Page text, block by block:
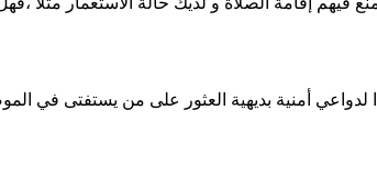
لدواعي أمنية بديهية العثور على من يستفتى